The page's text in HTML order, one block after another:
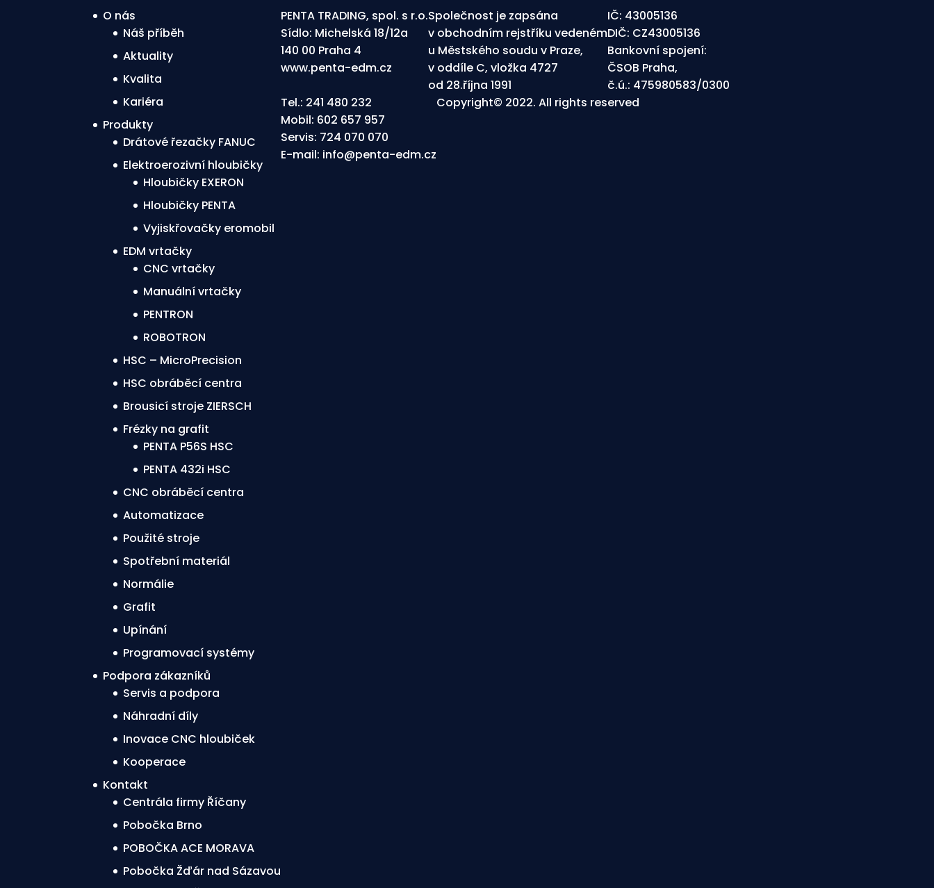
O nás
Náš příběh
Aktuality
Kvalita
Kariéra
Produkty
Drátové řezačky FANUC
Elektroerozivní hloubičky
Hloubičky EXERON
Hloubičky PENTA
Vyjiskřovačky eromobil
EDM vrtačky
CNC vrtačky
Manuální vrtačky
PENTRON
ROBOTRON
HSC – MicroPrecision
HSC obráběcí centra
Brousicí stroje ZIERSCH
Frézky na grafit
PENTA P56S HSC
PENTA 432i HSC
CNC obráběcí centra
Automatizace
Použité stroje
Spotřební materiál
Normálie
Grafit
Upínání
Programovací systémy
Podpora zákazníků
Servis a podpora
Náhradní díly
Inovace CNC hloubiček
Kooperace
Kontakt
Centrála firmy Říčany
Pobočka Brno
POBOČKA ACE MORAVA
Pobočka Žďár nad Sázavou
PENTA TRADING, spol. s r.o.
Sídlo: Michelská 18/12a
140 00 Praha 4
www.penta-edm.cz
Společnost je zapsána
v obchodním rejstříku vedeném
u Městského soudu v Praze,
v oddíle C, vložka 4727
od 28.října 1991
IČ: 43005136
DIČ: CZ43005136
Bankovní spojení:
ČSOB Praha,
č.ú.: 475980583/0300
Tel.: 241 480 232
Mobil: 602 657 957
Servis: 724 070 070
E-mail: info@penta-edm.cz
Copyright© 2022. All rights reserved